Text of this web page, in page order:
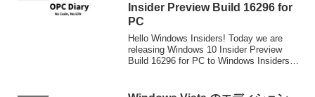
Insider Preview Build 16296 for
PC
Hello Windows Insiders! Today we are
releasing Windows 10 Insider Preview
Build 16296 for PC to Windows Insiders